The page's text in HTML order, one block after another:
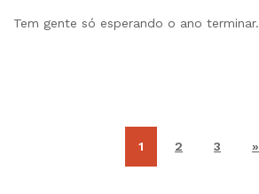
Tem gente só esperando o ano terminar.
1 2 3 »